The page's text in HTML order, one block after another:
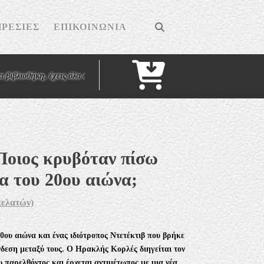
ΕΠΙΚΟΙΝΩΝΊΑ
έχεις όλα όσα σου χρειάζονται" - Κικέρων - . . .
Cart
κρυβόταν πίσω
του 20ου αιώνα;
αιώνα και ένας ιδιότροπος Ντετέκτιβ που βρήκε
μεταξύ τους. Ο Ηρακλής Κορλές διηγείται τον